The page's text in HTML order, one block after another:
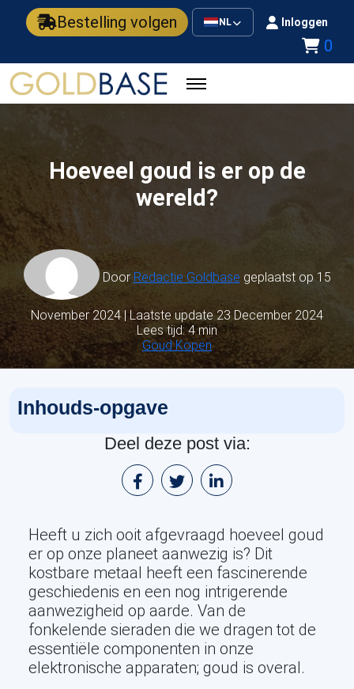
Bestelling volgen NL Inloggen
0
Hoeveel goud is er op de
wereld?
Door Redactie Goldbase geplaatst op 15
November 2024 | Laatste update 23 December 2024
Lees tijd: 4 min
Goud Kopen
Inhouds-opgave
Deel deze post via:
Heeft u zich ooit afgevraagd hoeveel goud
er op onze planeet aanwezig is? Dit
kostbare metaal heeft een fascinerende
geschiedenis en een nog intrigerende
aanwezigheid op aarde. Van de
fonkelende sieraden die we dragen tot de
essentiële componenten in onze
elektronische apparaten; goud is overal.